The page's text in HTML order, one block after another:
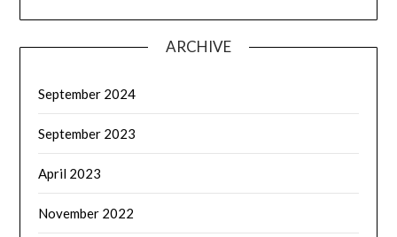
ARCHIVE
September 2024
September 2023
April 2023
November 2022